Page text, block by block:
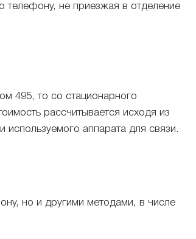
телефону, не приезжая в отделение
495, то со стационарного
рассчитывается исходя из
аппарата для связи.
но и другими методами, в числе